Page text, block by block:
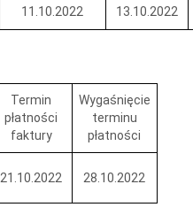
11.10.2022 13.10.2022
Termin
płatności
faktury
Wygaśnięcie
terminu
płatności
21.10.2022 28.10.2022